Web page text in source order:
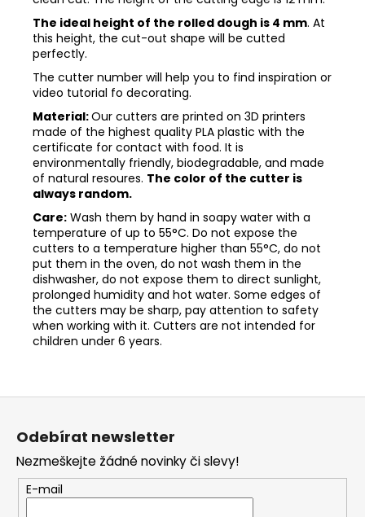
The ideal height of the rolled dough is 4 mm. At
this height, the cut-out shape will be cutted
perfectly.
The cutter number will help you to find inspiration or
video tutorial fo decorating.
Material:Our cutters are printed on 3D printers
made of the highest quality PLA plastic with the
certificate for contact with food. It is
environmentally friendly, biodegradable, and made
of natural resoures. The color of the cutter is
always random.
Care: Wash them by hand in soapy water with a
temperature of up to 55°C. Do not expose the
cutters to a temperature higher than 55°C, do not
put them in the oven, do not wash them in the
dishwasher, do not expose them to direct sunlight,
prolonged humidity and hot water. Some edges of
the cutters may be sharp, pay attention to safety
when working with it. Cutters are not intended for
children under 6 years.
Z
Odebírat newsletter
Nezmeškejte žádné novinky či slevy!
E-mail